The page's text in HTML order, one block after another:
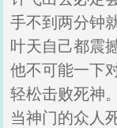
手不到两分钟
叶天自己都震
他不可能一下
轻松击败死神。
当神门的众人